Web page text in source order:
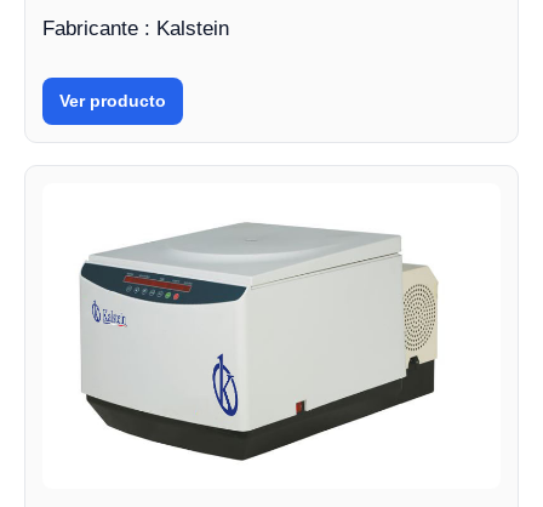
Fabricante : Kalstein
Ver producto